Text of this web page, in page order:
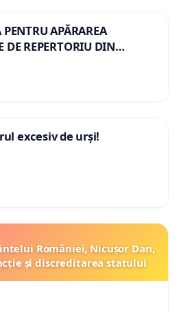
APĂRAREA
DE REPERTORIU DIN
excesiv de urși!
României, Nicușor Dan,
și discreditarea statului